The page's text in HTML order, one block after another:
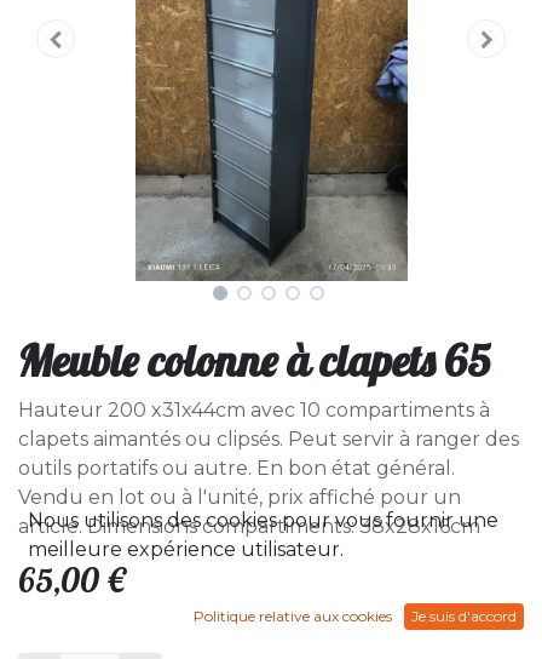
Meuble colonne à clapets 65
Hauteur 200 x31x44cm avec 10 compartiments à
clapets aimantés ou clipsés. Peut servir à ranger des
outils portatifs ou autre. En bon état général.
Vendu en lot ou à l'unité, prix affiché pour un
article. Dimensions compartiments: 38x28x16cm
65,00 €
Nous utilisons des cookies pour vous fournir une
meilleure expérience utilisateur.
Politique relative aux cookies Je suis d'accord